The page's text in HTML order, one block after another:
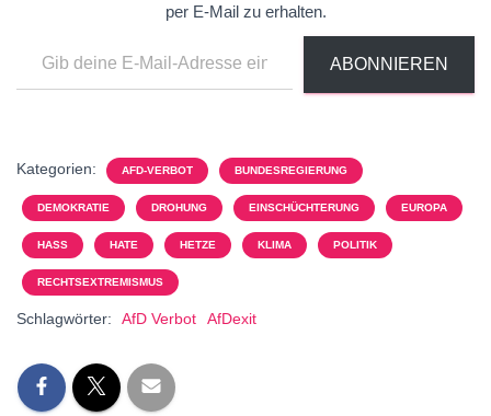
per E-Mail zu erhalten.
ABONNIEREN
Kategorien: AFD-VERBOT BUNDESREGIERUNG
DEMOKRATIE DROHUNG EINSCHÜCHTERUNG EUROPA
HASS HATE HETZE KLIMA POLITIK
RECHTSEXTREMISMUS
Schlagwörter: AfD Verbot AfDexit